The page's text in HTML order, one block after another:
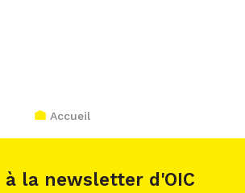
Accueil
la newsletter d'OIC